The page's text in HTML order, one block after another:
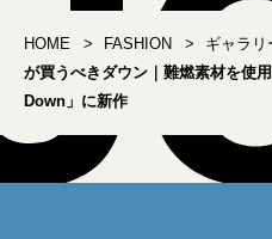
HOME FASHION ギャラリ
が買うべきダウン｜難燃素材を使
Down」に新作